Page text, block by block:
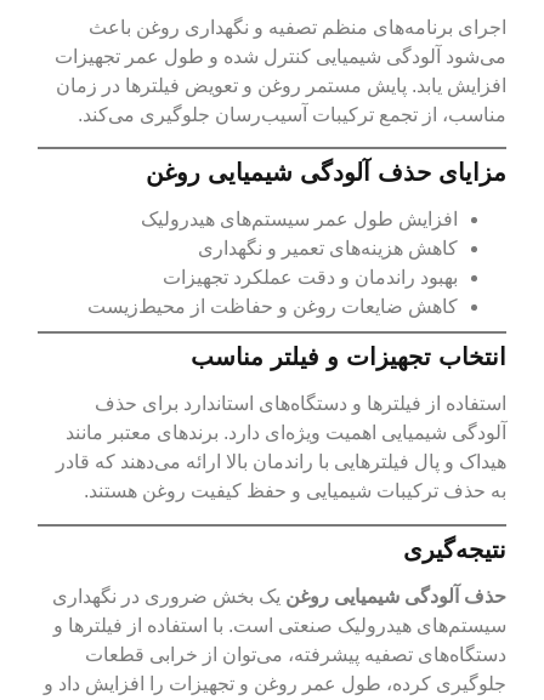
اجرای برنامه‌های منظم تصفیه و نگهداری روغن باعث
می‌شود آلودگی شیمیایی کنترل شده و طول عمر تجهیزات
افزایش یابد. پایش مستمر روغن و تعویض فیلترها در زمان
مناسب، از تجمع ترکیبات آسیب‌رسان جلوگیری می‌کند.
مزایای حذف آلودگی شیمیایی روغن
افزایش طول عمر سیستم‌های هیدرولیک
کاهش هزینه‌های تعمیر و نگهداری
بهبود راندمان و دقت عملکرد تجهیزات
کاهش ضایعات روغن و حفاظت از محیط‌زیست
انتخاب تجهیزات و فیلتر مناسب
استفاده از فیلترها و دستگاه‌های استاندارد برای حذف
آلودگی شیمیایی اهمیت ویژه‌ای دارد. برندهای معتبر مانند
هیداک و پال فیلترهایی با راندمان بالا ارائه می‌دهند که قادر
به حذف ترکیبات شیمیایی و حفظ کیفیت روغن هستند.
نتیجه‌گیری
حذف آلودگی شیمیایی روغن یک بخش ضروری در نگهداری
سیستم‌های هیدرولیک صنعتی است. با استفاده از فیلترها و
دستگاه‌های تصفیه پیشرفته، می‌توان از خرابی قطعات
جلوگیری کرده، طول عمر روغن و تجهیزات را افزایش داد و